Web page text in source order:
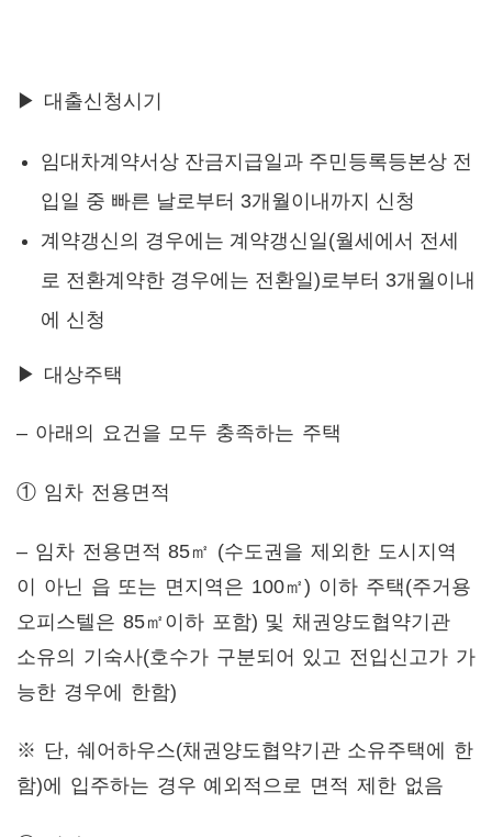
▶ 대출신청시기
임대차계약서상 잔금지급일과 주민등록등본상 전
입일 중 빠른 날로부터 3개월이내까지 신청
계약갱신의 경우에는 계약갱신일(월세에서 전세
로 전환계약한 경우에는 전환일)로부터 3개월이내
에 신청
▶ 대상주택
– 아래의 요건을 모두 충족하는 주택
① 임차 전용면적
– 임차 전용면적 85㎡ (수도권을 제외한 도시지역
이 아닌 읍 또는 면지역은 100㎡) 이하 주택(주거용
오피스텔은 85㎡이하 포함) 및 채권양도협약기관
소유의 기숙사(호수가 구분되어 있고 전입신고가 가
능한 경우에 한함)
※ 단, 쉐어하우스(채권양도협약기관 소유주택에 한
함)에 입주하는 경우 예외적으로 면적 제한 없음